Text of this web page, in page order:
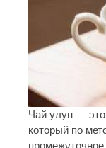
Чай улун —
который по